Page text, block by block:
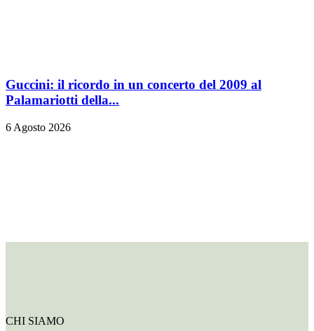
Guccini: il ricordo in un concerto del 2009 al
Palamariotti della...
6 Agosto 2026
CHI SIAMO